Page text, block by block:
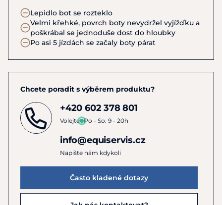
Lepidlo bot se rozteklo
Velmi křehké, povrch boty nevydržel vyjížďku a
poškrábal se jednoduše dost do hloubky
Po asi 5 jízdách se začaly boty párat
Chcete poradit s výběrem produktu?
+420 602 378 801
Volejte Po - So: 9 - 20h
info@equiservis.cz
Napište nám kdykoli
Často kladené dotazy